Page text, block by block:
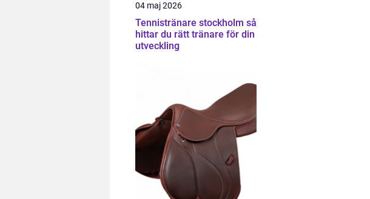
04 maj 2026
Tennistränare stockholm så
hittar du rätt tränare för din
utveckling